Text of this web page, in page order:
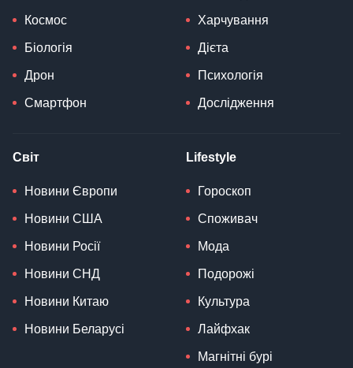
Космос
Біологія
Дрон
Смартфон
Харчування
Дієта
Психологія
Дослідження
Світ
Новини Європи
Новини США
Новини Росії
Новини СНД
Новини Китаю
Новини Беларусі
Lifestyle
Гороскоп
Споживач
Мода
Подорожі
Культура
Лайфхак
Магнітні бурі